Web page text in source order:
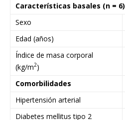
Características basales (n = 6)
Sexo
Edad (años)
Índice de masa corporal
(kg/m2)
Comorbilidades
Hipertensión arterial
Diabetes mellitus tipo 2